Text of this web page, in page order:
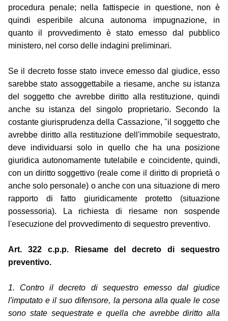
procedura penale; nella fattispecie in questione, non è
quindi esperibile alcuna autonoma impugnazione, in
quanto il provvedimento è stato emesso dal pubblico
ministero, nel corso delle indagini preliminari.
Se il decreto fosse stato invece emesso dal giudice, esso
sarebbe stato assoggettabile a riesame, anche su istanza
del soggetto che avrebbe diritto alla restituzione, quindi
anche su istanza del singolo proprietario. Secondo la
costante giurisprudenza della Cassazione, "il soggetto che
avrebbe diritto alla restituzione dell'immobile sequestrato,
deve individuarsi solo in quello che ha una posizione
giuridica autonomamente tutelabile e coincidente, quindi,
con un diritto soggettivo (reale come il diritto di proprietà o
anche solo personale) o anche con una situazione di mero
rapporto di fatto giuridicamente protetto (situazione
possessoria). La richiesta di riesame non sospende
l'esecuzione del provvedimento di sequestro preventivo.
Art. 322 c.p.p. Riesame del decreto di sequestro
preventivo.
1. Contro il decreto di sequestro emesso dal giudice
l'imputato e il suo difensore, la persona alla quale le cose
sono state sequestrate e quella che avrebbe diritto alla